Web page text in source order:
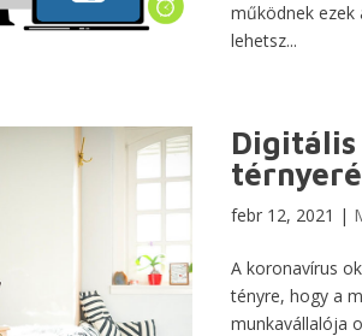
működnek ezek
lehetsz...
febr 12, 2021 |
A koronavírus
tényre, hogy a
munkavállalója